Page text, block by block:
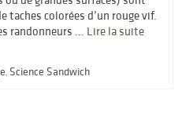
taches colorées d’un rouge vif.
randonneurs … Lire la suite­­
, Science Sandwich